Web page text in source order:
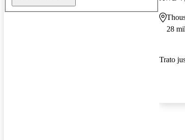
28
Trato